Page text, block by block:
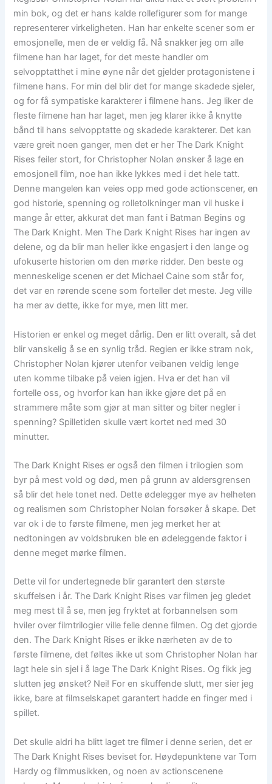
min bok, og det er hans kalde rollefigurer som for mange
representerer virkeligheten. Han har enkelte scener som er
emosjonelle, men de er veldig få. Nå snakker jeg om alle
filmene han har laget, for det meste handler om
selvopptatthet i mine øyne når det gjelder protagonistene i
filmene hans. For min del blir det for mange skadede sjeler,
og for få sympatiske karakterer i filmene hans. Jeg liker de
fleste filmene han har laget, men jeg klarer ikke å knytte
bånd til hans selvopptatte og skadede karakterer. Det kan
være greit noen ganger, men det er her The Dark Knight
Rises feiler stort, for Christopher Nolan ønsker å lage en
emosjonell film, noe han ikke lykkes med i det hele tatt.
Denne mangelen kan veies opp med gode actionscener, en
god historie, spenning og rolletolkninger man vil huske i
mange år etter, akkurat det man fant i Batman Begins og
The Dark Knight. Men The Dark Knight Rises har ingen av
delene, og da blir man heller ikke engasjert i den lange og
ufokuserte historien om den mørke ridder. Den beste og
menneskelige scenen er det Michael Caine som står for,
det var en rørende scene som forteller det meste. Jeg ville
ha mer av dette, ikke for mye, men litt mer.
Historien er enkel og meget dårlig. Den er litt overalt, så det
blir vanskelig å se en synlig tråd. Regien er ikke stram nok,
Christopher Nolan kjører utenfor veibanen veldig lenge
uten komme tilbake på veien igjen. Hva er det han vil
fortelle oss, og hvorfor kan han ikke gjøre det på en
strammere måte som gjør at man sitter og biter negler i
spenning? Spilletiden skulle vært kortet ned med 30
minutter.
The Dark Knight Rises er også den filmen i trilogien som
byr på mest vold og død, men på grunn av aldersgrensen
så blir det hele tonet ned. Dette ødelegger mye av helheten
og realismen som Christopher Nolan forsøker å skape. Det
var ok i de to første filmene, men jeg merket her at
nedtoningen av voldsbruken ble en ødeleggende faktor i
denne meget mørke filmen.
Dette vil for undertegnede blir garantert den største
skuffelsen i år. The Dark Knight Rises var filmen jeg gledet
meg mest til å se, men jeg fryktet at forbannelsen som
hviler over filmtrilogier ville felle denne filmen. Og det gjorde
den. The Dark Knight Rises er ikke nærheten av de to
første filmene, det føltes ikke ut som Christopher Nolan har
lagt hele sin sjel i å lage The Dark Knight Rises. Og fikk jeg
slutten jeg ønsket? Nei! For en skuffende slutt, mer sier jeg
ikke, bare at filmselskapet garantert hadde en finger med i
spillet.
Det skulle aldri ha blitt laget tre filmer i denne serien, det er
The Dark Knight Rises beviset for. Høydepunktene var Tom
Hardy og filmmusikken, og noen av actionscenene